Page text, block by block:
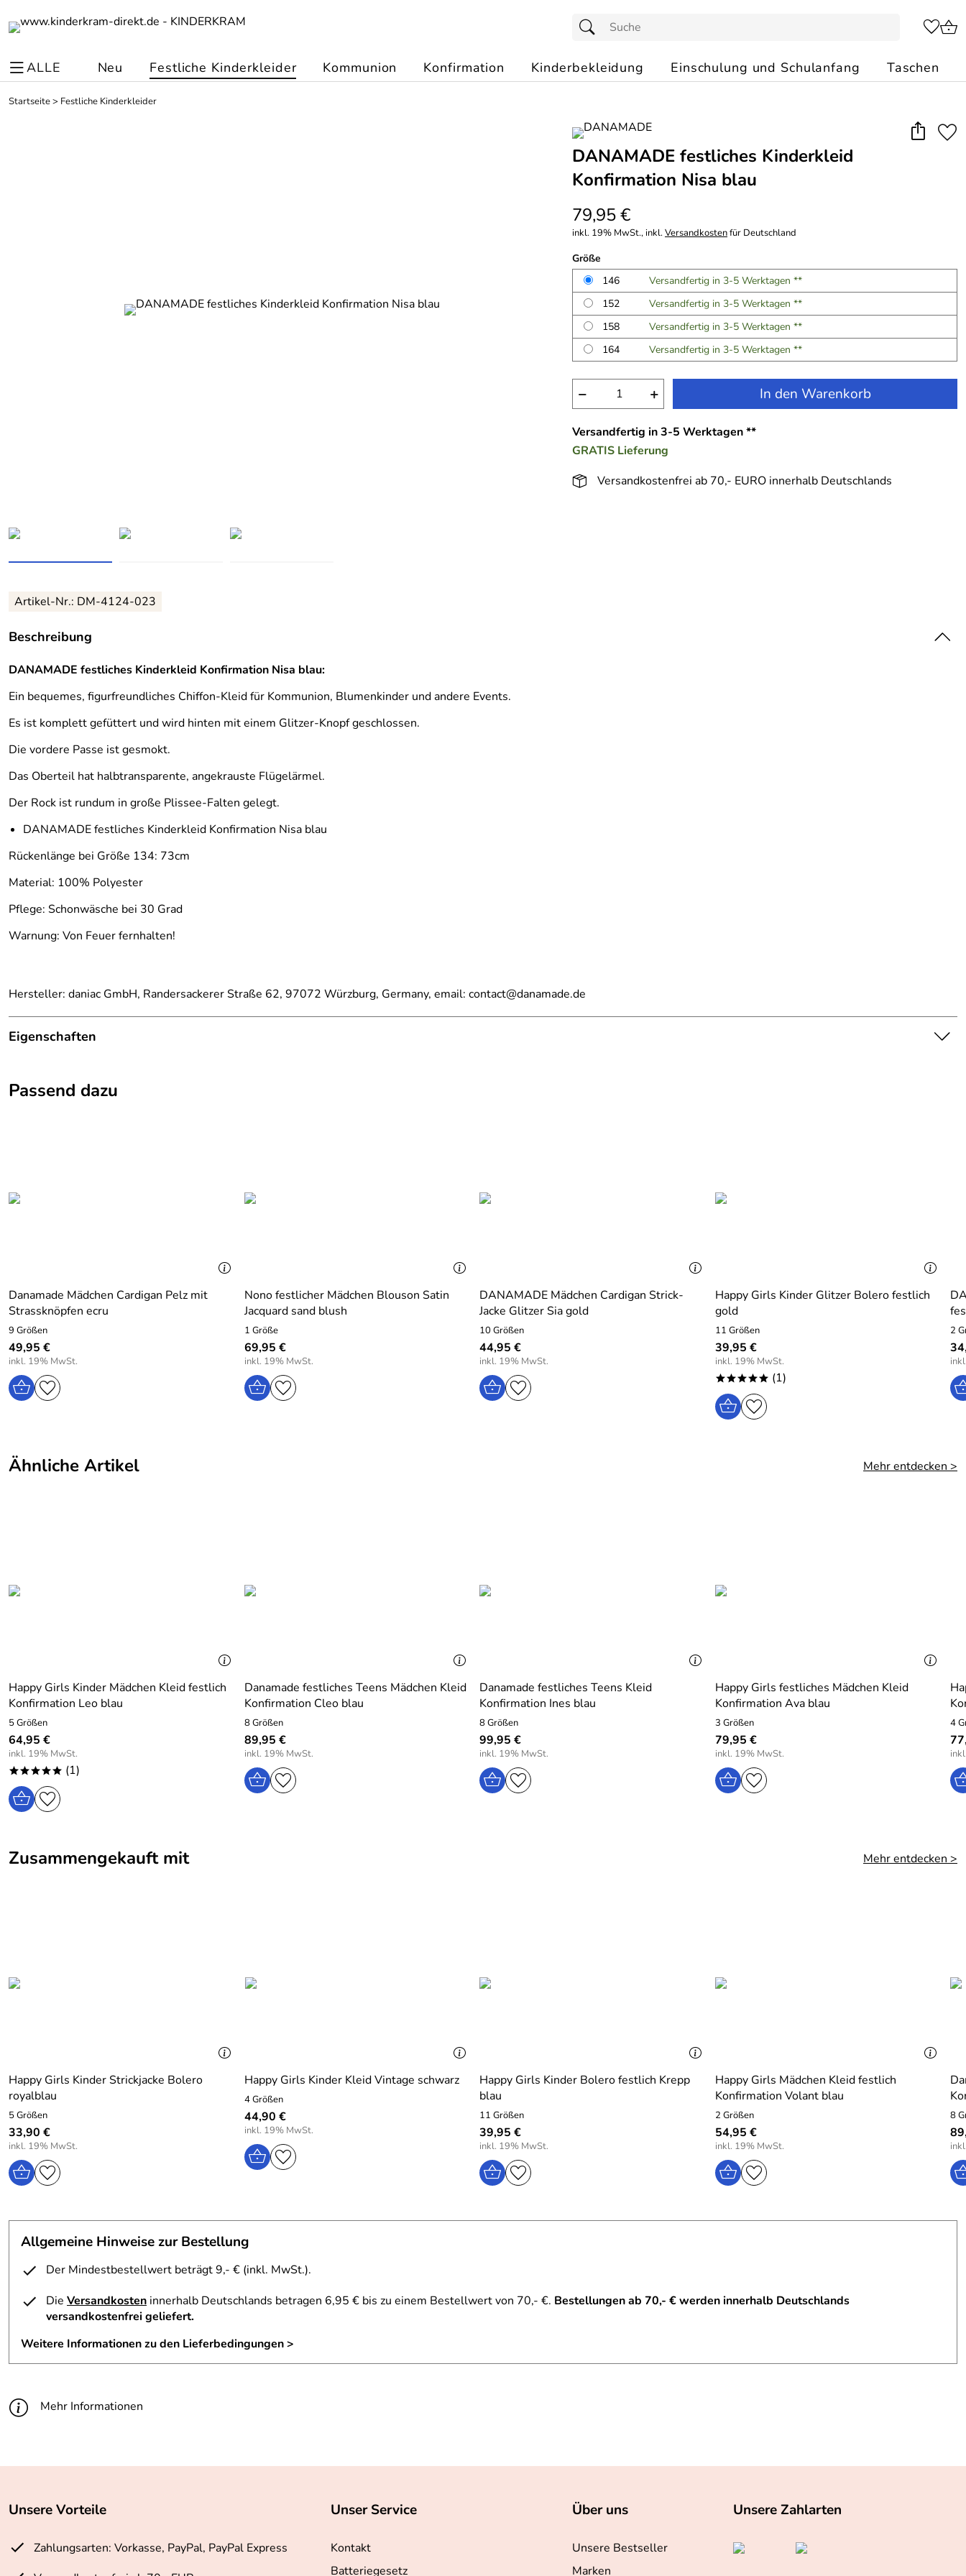
ALLE Neu Festliche Kinderkleider Kommunion Konfirmation Kinderbekleidung Einschulung und Schulanfang Taschen
Startseite> Festliche Kinderkleider
DANAMADE festliches Kinderkleid
Konfirmation Nisa blau
79,95 €
inkl. 19% MwSt., inkl.Versandkostenfür Deutschland
Größe
146
Versandfertig in 3-5 Werktagen **
152
Versandfertig in 3-5 Werktagen **
158
Versandfertig in 3-5 Werktagen **
164
Versandfertig in 3-5 Werktagen **
− + In den Warenkorb
Versandfertig in 3-5 Werktagen **
GRATIS Lieferung
Versandkostenfrei ab 70,- EURO innerhalb Deutschlands
Artikel-Nr.: DM-4124-023
Beschreibung
DANAMADE festliches Kinderkleid Konfirmation Nisa blau:
Ein bequemes, figurfreundliches Chiffon-Kleid für Kommunion, Blumenkinder und andere Events.
Es ist komplett gefüttert und wird hinten mit einem Glitzer-Knopf geschlossen.
Die vordere Passe ist gesmokt.
Das Oberteil hat halbtransparente, angekrauste Flügelärmel.
Der Rock ist rundum in große Plissee-Falten gelegt.
DANAMADE festliches Kinderkleid Konfirmation Nisa blau
Rückenlänge bei Größe 134: 73cm
Material: 100% Polyester
Pflege: Schonwäsche bei 30 Grad
Warnung: Von Feuer fernhalten!
Hersteller: daniac GmbH, Randersackerer Straße 62, 97072 Würzburg, Germany, email: contact@danamade.de
Eigenschaften
Farbe:
Blau
Passend dazu
Danamade Mädchen Cardigan Pelz mit
Strassknöpfen ecru
9 Größen
49,95 €
inkl. 19% MwSt.
Nono festlicher Mädchen Blouson Satin
Jacquard sand blush
1 Größe
69,95 €
inkl. 19% MwSt.
DANAMADE Mädchen Cardigan Strick-
Jacke Glitzer Sia gold
10 Größen
44,95 €
inkl. 19% MwSt.
Happy Girls Kinder Glitzer Bolero festlich
gold
11 Größen
39,95 €
inkl. 19% MwSt.
***** (1)
2
Ähnliche Artikel Mehr entdecken >
Happy Girls Kinder Mädchen Kleid festlich
Konfirmation Leo blau
5 Größen
64,95 €
inkl. 19% MwSt.
***** (1)
Danamade festliches Teens Mädchen Kleid
Konfirmation Cleo blau
8 Größen
89,95 €
inkl. 19% MwSt.
Danamade festliches Teens Kleid
Konfirmation Ines blau
8 Größen
99,95 €
inkl. 19% MwSt.
Happy Girls festliches Mädchen Kleid
Konfirmation Ava blau
3 Größen
79,95 €
inkl. 19% MwSt.
4
Zusammengekauft mit Mehr entdecken >
Happy Girls Kinder Strickjacke Bolero
royalblau
5 Größen
33,90 €
inkl. 19% MwSt.
Happy Girls Kinder Kleid Vintage schwarz
4 Größen
44,90 €
inkl. 19% MwSt.
Happy Girls Kinder Bolero festlich Krepp
blau
11 Größen
39,95 €
inkl. 19% MwSt.
Happy Girls Mädchen Kleid festlich
Konfirmation Volant blau
2 Größen
54,95 €
inkl. 19% MwSt.
8
Allgemeine Hinweise zur Bestellung
Der Mindestbestellwert beträgt 9,- € (inkl. MwSt.).
Die Versandkosten innerhalb Deutschlands betragen 6,95 € bis zu einem Bestellwert von 70,- €. Bestellungen ab 70,- € werden innerhalb Deutschlands
versandkostenfrei geliefert.
Weitere Informationen zu den Lieferbedingungen >
Mehr Informationen
Unsere Vorteile
Zahlungsarten: Vorkasse, PayPal, PayPal Express
Unser Service
Kontakt
Batteriegesetz
Über uns
Unsere Bestseller
Marken
Unsere Zahlarten